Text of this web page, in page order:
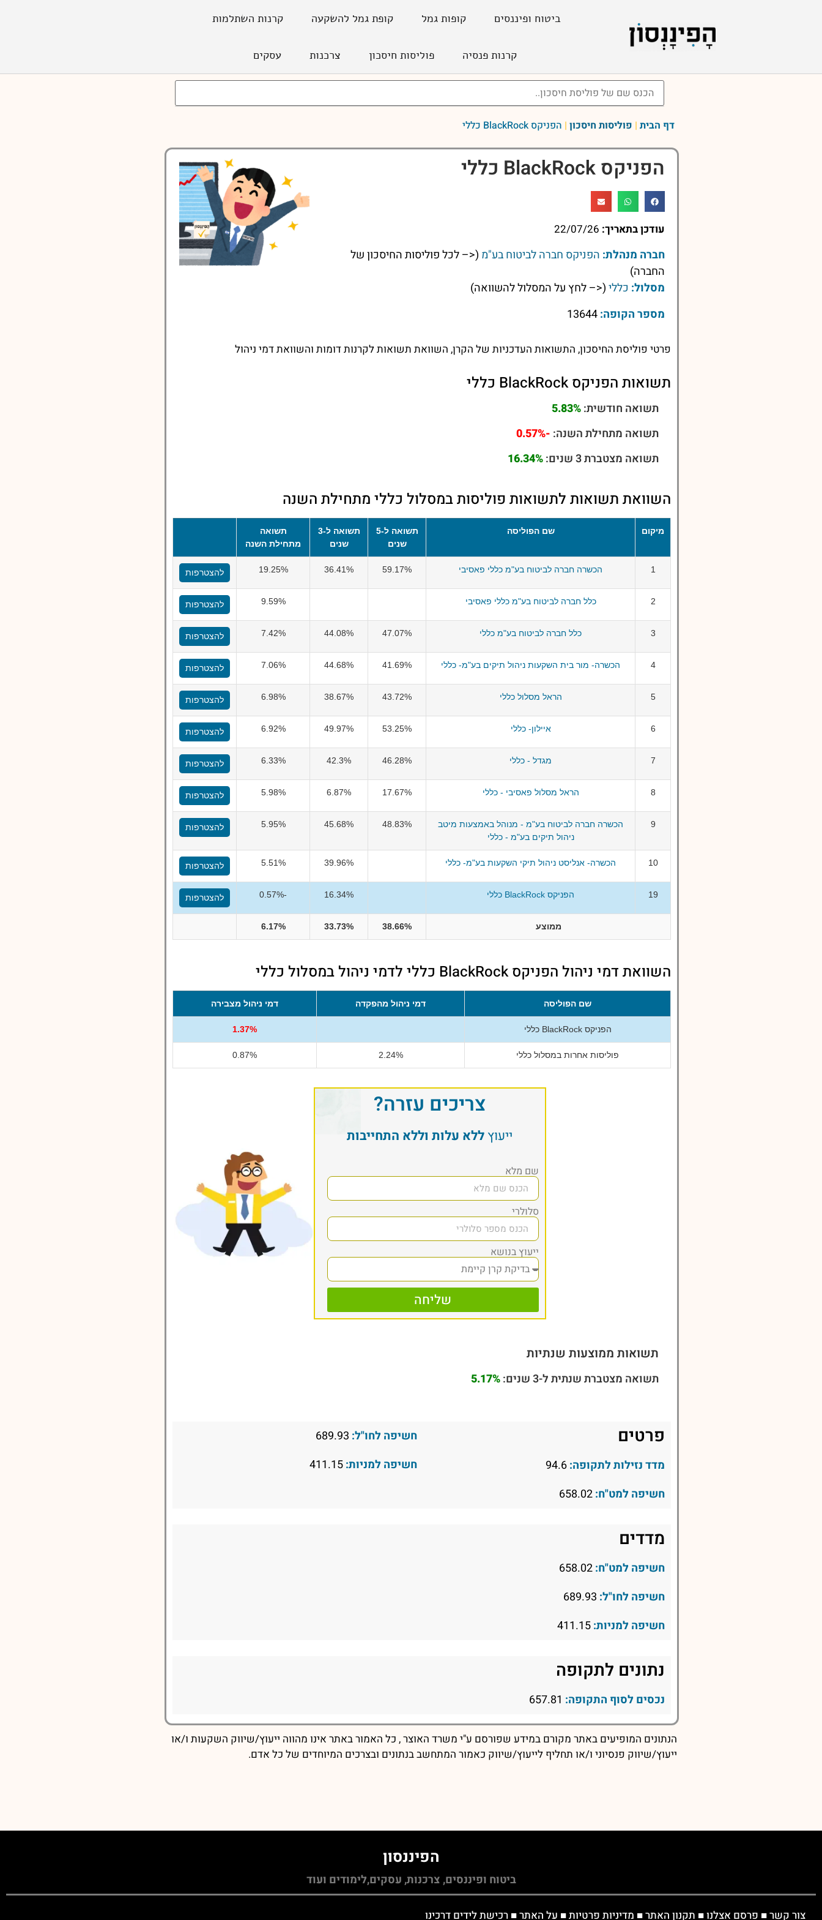
ביטוח ופיננסים קופות גמל קופת גמל להשקעה קרנות השתלמות
קרנות פנסיה פוליסות חיסכון צרכנות עסקים
דף הבית | פוליסות חיסכון | הפניקס BlackRock כללי
הפניקס BlackRock כללי
עודכן בתאריך: 22/07/26
חברה מנהלת: הפניקס חברה לביטוח בע"מ (<– לכל פוליסות החיסכון של
החברה)
מסלול: כללי(<– לחץ על המסלול להשוואה)
מספר הקופה:
פרטי פוליסת החיסכון, התשואות העדכניות של הקרן, השוואת תשואות לקרנות דומות והשוואת דמי ניהול
תשואות הפניקס BlackRock כללי
תשואה חודשית:5.83%
תשואה מתחילת השנה: -0.57%
תשואה מצטברת 3 שנים:
16.34%
השוואת תשואות לתשואות פוליסות במסלול כללי מתחילת השנה
מיקום שם הפוליסה
תשואה ל-5
שנים
תשואה ל-3
שנים
תשואה
מתחילת השנה
1 הכשרה חברה לביטוח בע"מ כללי פאסיבי 59.17%
36.41%
19.25% להצטרפות
2 כלל חברה לביטוח בע"מ כללי פאסיבי 9.59% להצטרפות
3 כלל חברה לביטוח בע"מ כללי 47.07%
44.08%
7.42% להצטרפות
4 הכשרה- מור בית השקעות ניהול תיקים בע"מ- כללי 41.69%
44.68%
7.06% להצטרפות
5 הראל מסלול כללי 43.72%
38.67%
6.98% להצטרפות
6 איילון- כללי 53.25%
49.97%
6.92% להצטרפות
7 מגדל - כללי 46.28%
42.3%
6.33% להצטרפות
8 הראל מסלול פאסיבי - כללי 17.67%
6.87%
5.98% להצטרפות
9
הכשרה חברה לביטוח בע"מ - מנוהל באמצעות מיטב
ניהול תיקים בע"מ - כללי
48.83%
45.68%
5.95% להצטרפות
10 הכשרה- אנליסט ניהול תיקי השקעות בע"מ- כללי 39.96%
5.51% להצטרפות
19 הפניקס BlackRock כללי 16.34%
-0.57% להצטרפות
ממוצע 38.66%
33.73%
6.17%
השוואת דמי ניהול הפניקס BlackRock כללי לדמי ניהול במסלול כללי
שם הפוליסה דמי ניהול מהפקדה דמי ניהול מצבירה
הפניקס BlackRock כללי 1.37%
פוליסות אחרות במסלול כללי 2.24%
0.87%
צריכים עזרה?
ייעוץללא עלות וללא התחייבות
שם מלא
סלולרי
ייעוץ בנושא
שליחה
תשואות ממוצעות שנתיות
תשואה מצטברת שנתית ל-3 שנים: 5.17%
פרטים
מדד נזילות לתקופה:
חשיפה למט"ח:
חשיפה לחו"ל:
חשיפה למניות:411.15
מדדים
חשיפה למט"ח:
חשיפה לחו"ל:
חשיפה למניות:
נתונים לתקופה
נכסים לסוף התקופה:
הנתונים המופיעים באתר מקורם במידע שפורסם ע"י משרד האוצר , כל האמור באתר אינו מהווה ייעוץ/שיווק השקעות ו/או
ייעוץ/שיווק פנסיוני ו/או תחליף לייעוץ/שיווק כאמור המתחשב בנתונים ובצרכים המיוחדים של כל אדם.
הפיננסון
ביטוח ופיננסים, צרכנות, עסקים,לימודים ועוד
צור קשר■ פרסם אצלנו■ תקנון האתר■ מדיניות פרטיות■ על האתר■רכישת לידים דרכינו